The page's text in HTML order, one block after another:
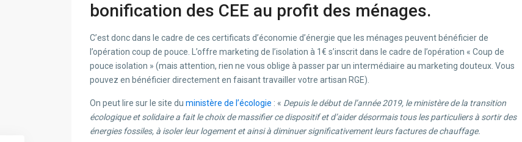
bonification des CEE au profit des ménages.
C’est donc dans le cadre de ces certificats d’économie d’énergie que les ménages peuvent bénéficier de
l’opération coup de pouce. L’offre marketing de l’isolation à 1€ s’inscrit dans le cadre de l’opération « Coup de
pouce isolation » (mais attention, rien ne vous oblige à passer par un intermédiaire au marketing douteux. Vous
pouvez en bénéficier directement en faisant travailler votre artisan RGE).
On peut lire sur le site du ministère de l’écologie : « Depuis le début de l’année 2019, le ministère de la transition
écologique et solidaire a fait le choix de massifier ce dispositif et d’aider désormais tous les particuliers à sortir des
énergies fossiles, à isoler leur logement et ainsi à diminuer significativement leurs factures de chauffage.